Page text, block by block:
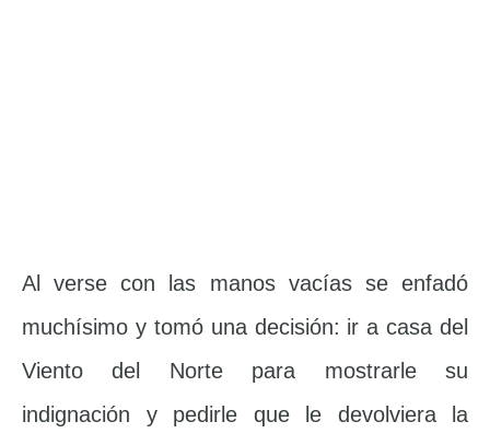
Al verse con las manos vacías se enfadó
muchísimo y tomó una decisión: ir a casa del
Viento del Norte para mostrarle su
indignación y pedirle que le devolviera la